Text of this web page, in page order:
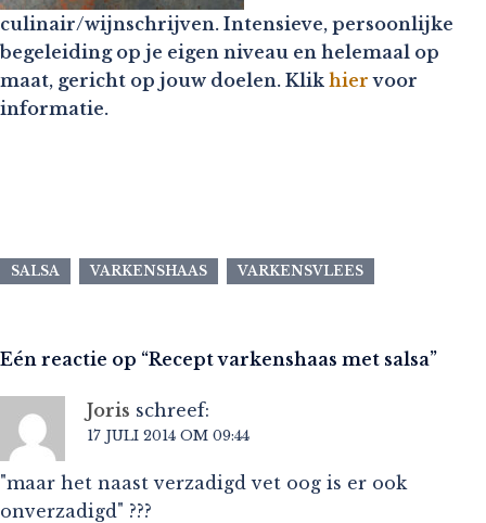
culinair/wijnschrijven. Intensieve, persoonlijke
begeleiding op je eigen niveau en helemaal op
maat, gericht op jouw doelen. Klik hier voor
informatie.
SALSA VARKENSHAAS VARKENSVLEES
Eén reactie op “Recept varkenshaas met salsa”
Joris schreef:
17 JULI 2014 OM 09:44
"maar het naast verzadigd vet oog is er ook
onverzadigd" ???